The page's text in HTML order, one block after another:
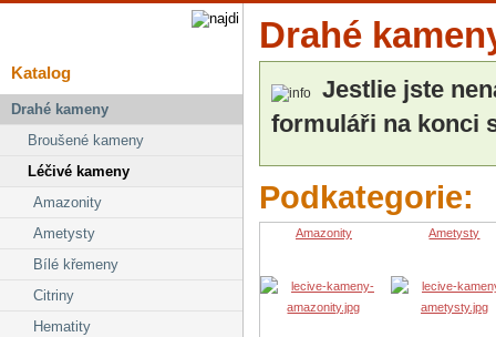
Katalog
Drahé kameny
Broušené kameny
Léčivé kameny
Amazonity
Ametysty
Bílé křemeny
Citriny
Hematity
Drahé
Jestlie jste
formuláři na konci
Podkategorie:
Amazonity Ametysty